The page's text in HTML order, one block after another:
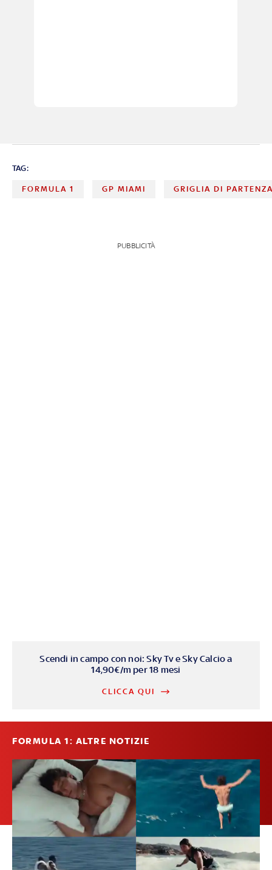
TAG:
FORMULA 1 GP MIAMI GRIGLIA DI
PUBBLICITÀ
Scendi in campo con noi: Sky Tv e Sky Calcio a
14,90€/m per 18 mesi
CLICCA QUI
FORMULA 1: ALTRE NOTIZIE